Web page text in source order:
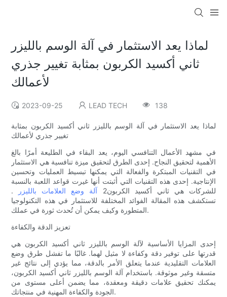
لماذا يعد الاستثمار في آلة الوسم بالليزر
ثاني أكسيد الكربون بمثابة تغيير جذري
لأعمالك
2023-09-25 LEAD TECH 138
لماذا يعد الاستثمار في آلة الوسم بالليزر ثاني أكسيد الكربون بمثابة
تغيير جذري لأعمالك
في مشهد الأعمال التنافسي اليوم، يعد البقاء في الطليعة أمرًا بالغ
الأهمية لتحقيق النجاح. إحدى الطرق لتحقيق ميزة تنافسية هي الاستثمار
في التقنيات المبتكرة والفعالة التي يمكنها تبسيط العمليات وتحسين
الإنتاجية. إحدى هذه التقنيات التي أثبتت أنها غيرت قواعد اللعبة بالنسبة
للشركات هي ثاني أكسيد الكربون2
آلة وضع العلامات بالليزر .
تستكشف هذه المقالة الفوائد المختلفة للاستثمار في هذه التكنولوجيا
المتطورة وكيف يمكن أن تُحدث ثورة في عملك.
تعزيز الدقة والكفاءة
إحدى المزايا الأساسية لآلة الوسم بالليزر ثاني أكسيد الكربون هي
قدرتها على توفير دقة وكفاءة لا مثيل لهما. غالبًا ما تفشل طرق وضع
العلامات التقليدية عندما يتعلق الأمر بالدقة، مما يؤدي إلى نتائج غير
متسقة وغير موثوقة. باستخدام آلة الوسم بالليزر ثاني أكسيد الكربون،
يمكنك تحقيق علامات دقيقة ومعقدة، مما يضمن أعلى مستوى من
الجودة والكفاءة المهنية في منتجاتك.